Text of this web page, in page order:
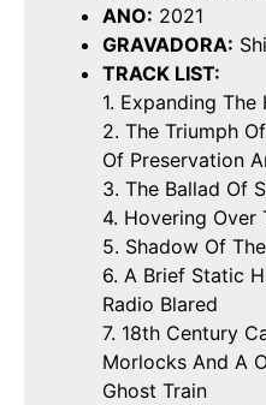
ANO: 2021
GRAVADORA:
TRACK LIST:
1. Expanding The
2. The Triumph
Of Preservation
3. The Ballad Of
4. Hovering Over
5. Shadow Of
6. A Brief Static
Radio Blared
7. 18th Century
Morlocks And A
Ghost Train